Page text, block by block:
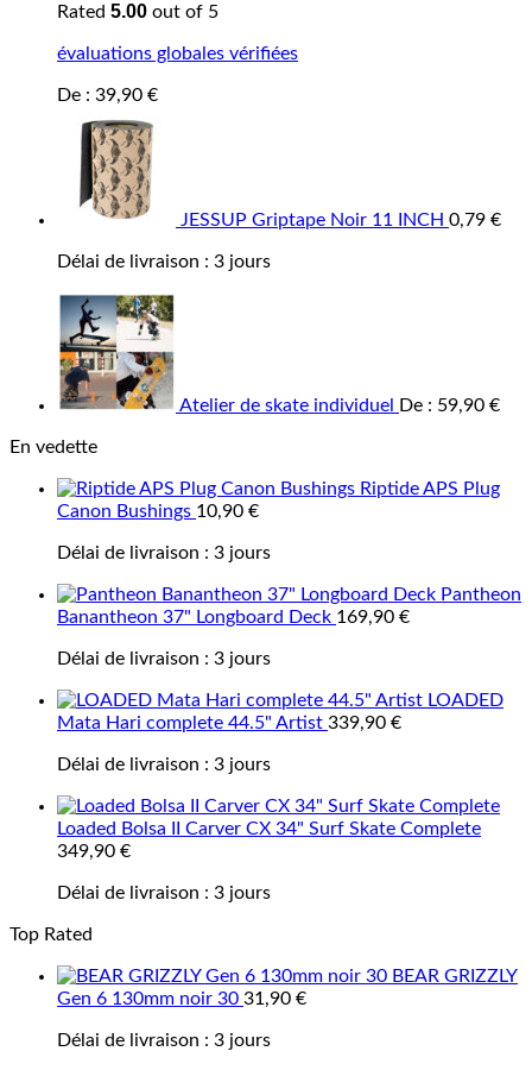
Rated 5.00 out of 5
évaluations globales vérifiées
De : 39,90 €
JESSUP Griptape Noir 11 INCH 0,79 €
Délai de livraison : 3 jours
Atelier de skate individuel De : 59,90 €
En vedette
Riptide APS Plug
Canon Bushings 10,90 €
Délai de livraison : 3 jours
Pantheon
Banantheon 37" Longboard Deck 169,90 €
Délai de livraison : 3 jours
LOADED
Mata Hari complete 44.5" Artist 339,90 €
Délai de livraison : 3 jours
Loaded Bolsa II Carver CX 34" Surf Skate Complete
349,90 €
Délai de livraison : 3 jours
Top Rated
BEAR GRIZZLY
Gen 6 130mm noir 30 31,90 €
Délai de livraison : 3 jours